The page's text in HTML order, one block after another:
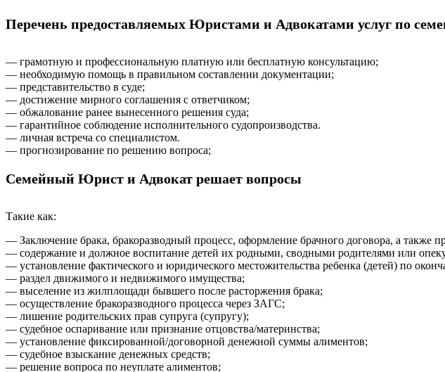
Перечень предоставляемых Юристами и Адвокатами услуг по
— грамотную и профессиональную платную или бесплатную консультацию;
— необходимую помощь в правильном составлении документации;
— представительство в суде;
— достижение мирного соглашения с ответчиком;
— обжалование ранее вынесенного решения суда;
— гарантийное соблюдение исполнительного судопроизводства.
— личная встреча со специалистом.
— прогнозирование по решению вопроса;
Семейный Юрист и Адвокат решает вопросы
Такие как:
— Заключение брака, бракоразводный процесс, оформление брачного договора, а также
— содержание и должное воспитание детей их родными, сводными родителями или
— установление фактического и юридического местожительства ребенка (детей) по
— раздел движимого и недвижимого имущества;
— выселение из жилплощади бывшего после расторжения брака;
— осуществление бракоразводного процесса через ЗАГС;
— лишение родительских прав супруга (супругу);
— судебное оспаривание или признание отцовства/материнства;
— установление фиксированной/договорной денежной суммы алиментов;
— судебное взыскание денежных средств;
— решение вопроса по неуплате алиментов;